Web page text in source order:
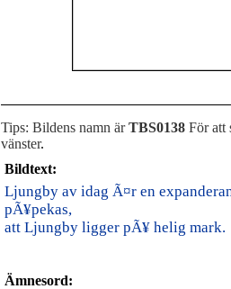
Tips: Bildens namn ärTBS0138För att
vänster.
Bildtext:
Ljungby av idag Ã¤r en
pÃ¥pekas,
att Ljungby ligger pÃ¥ helig mark.
Ämnesord: